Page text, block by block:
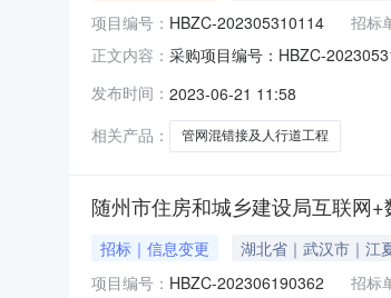
项目编号： HBZC-202305310114 招标
正文内容： 采购项目编号：HBZC-
县|阅读次数：一、项目编号
发布时间： 2023-06-21 11:58
相关产品：
管网混错接及人行道工程
随州市住房和城乡建设局互联网
招标｜信息变更
湖北省｜武汉市｜江
项目编号： HBZC-202306190362 招标